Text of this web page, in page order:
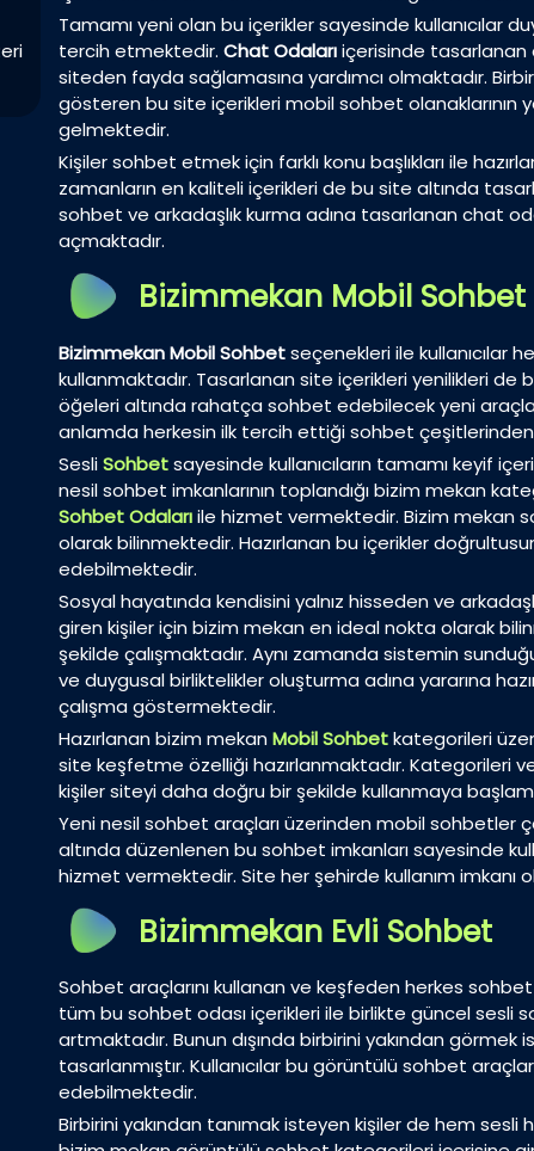
Tamamı yeni olan bu içerikler sayesinde kullanıcılar
tercih etmektedir. Chat Odalarıiçerisinde tasarlanan
siteden fayda sağlamasına yardımcı olmaktadır.
gösteren bu site içerikleri mobil sohbet olanaklarının
gelmektedir.
Kişiler sohbet etmek için farklı konu başlıkları ile
zamanların en kaliteli içerikleri de bu site altında
sohbet ve arkadaşlık kurma adına tasarlanan chat
açmaktadır.
Bizimmekan Mobil Sohbet
Bizimmekan Mobil Sohbetseçenekleri ile kullanıcılar
kullanmaktadır. Tasarlanan site içerikleri yenilikleri
öğeleri altında rahatça sohbet edebilecek yeni
anlamda herkesin ilk tercih ettiği sohbet çeşitlerinden
SesliSohbetsayesinde kullanıcıların tamamı keyif
nesil sohbet imkanlarının toplandığı bizim mekan
Sohbet Odalarıile hizmet vermektedir. Bizim mekan
olarak bilinmektedir. Hazırlanan bu içerikler
edebilmektedir.
Sosyal hayatında kendisini yalnız hisseden ve
giren kişiler için bizim mekan en ideal nokta olarak
şekilde çalışmaktadır. Aynı zamanda sistemin
ve duygusal birliktelikler oluşturma adına yararına
çalışma göstermektedir.
Hazırlanan bizim mekanMobil Sohbetkategorileri
site keşfetme özelliği hazırlanmaktadır. Kategorileri
kişiler siteyi daha doğru bir şekilde kullanmaya
Yeni nesil sohbet araçları üzerinden mobil sohbetler
altında düzenlenen bu sohbet imkanları sayesinde
hizmet vermektedir. Site her şehirde kullanım imkanı
Bizimmekan Evli Sohbet
Sohbet araçlarını kullanan ve keşfeden herkes
tüm bu sohbet odası içerikleri ile birlikte güncel sesli
artmaktadır. Bunun dışında birbirini yakından
tasarlanmıştır. Kullanıcılar bu görüntülü sohbet
edebilmektedir.
Birbirini yakından tanımak isteyen kişiler de hem